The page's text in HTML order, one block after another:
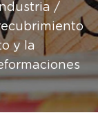
/
y la